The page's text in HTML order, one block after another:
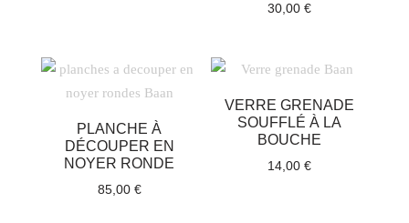
30,00€
PLANCHE À
DÉCOUPER EN
NOYER RONDE
85,00 €
VERRE GRENADE
SOUFFLÉ À LA
BOUCHE
14,00€